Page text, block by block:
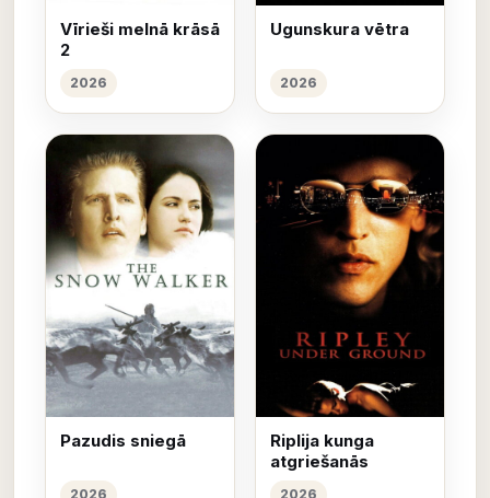
Vīrieši melnā krāsā
2
2026
Ugunskura vētra
2026
Pazudis sniegā
2026
Riplija kunga
atgriešanās
2026